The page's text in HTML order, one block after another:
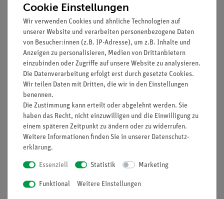
(stapelbar), schnelle Kontrolle auf Vollständigkeit
Ausstattung und technische Daten
Das Geräteset besteht aus allen für die Versuche
notwendigen Komponenten
Stabile, stapelbare Aufbewahrungsbox mit
gerätegeformtem Schaumstoffeinsatz
Cobra SMARTsense Voltage: Messbereich: +/- 30 V,
Auflösung: 0,02 V, Abtastrate: 800 Hz
Cobra SMARTsense Current: Messbereich: +/- 1 A,
Auflösung: 0,5 mA, Abtastrate: 800 Hz
Cookie Einstellungen
Wir verwenden Cookies und ähnliche Technologien auf
unserer Website und verarbeiten personenbezogene Daten
von Besucher:innen (z.B. IP-Adresse), um z.B. Inhalte und
Anzeigen zu personalisieren, Medien von Drittanbietern
einzubinden oder Zugriffe auf unsere Website zu analysieren.
Die Datenverarbeitung erfolgt erst durch gesetzte Cookies.
Wir teilen Daten mit Dritten, die wir in den Einstellungen
benennen.
Die Zustimmung kann erteilt oder abgelehnt werden. Sie
haben das Recht, nicht einzuwilligen und die Einwilligung zu
einem späteren Zeitpunkt zu ändern oder zu widerrufen.
Weitere Informationen finden Sie in unserer Daten­schutz­
erklärung.
Essenziell Statistik Marketing
Funktional Weitere Einstellungen